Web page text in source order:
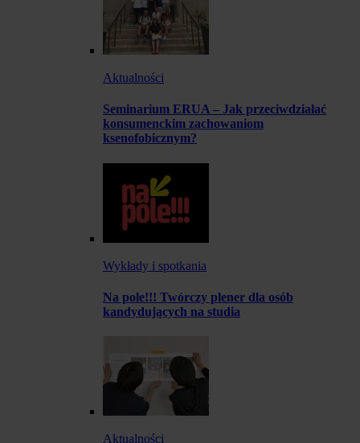
Aktualności
Seminarium ERUA – Jak przeciwdziałać
konsumenckim zachowaniom
ksenofobicznym?
Wykłady i spotkania
Na pole!!! Twórczy plener dla osób
kandydujących na studia
Aktualności